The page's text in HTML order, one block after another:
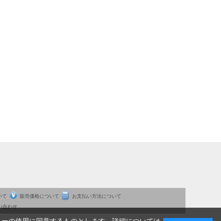
て 販売価格について
お支払い方法について
合わせ